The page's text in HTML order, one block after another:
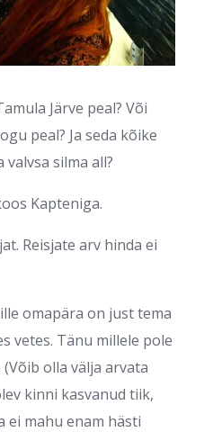
Järve peal? Või
peal? Ja seda kõike
silma all?
Kapteniga.
Reisjate arv hinda ei
omapära on just tema
vetes. Tänu millele pole
olla välja arvata
kinni kasvanud tiik,
ei mahu enam hästi